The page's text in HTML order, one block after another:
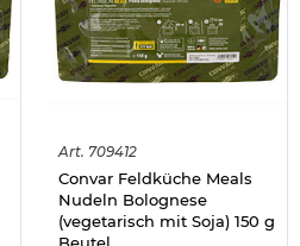
Art. 709412
Convar Feldküche Meals
Nudeln Bolognese
(vegetarisch mit Soja) 150 g
Beutel